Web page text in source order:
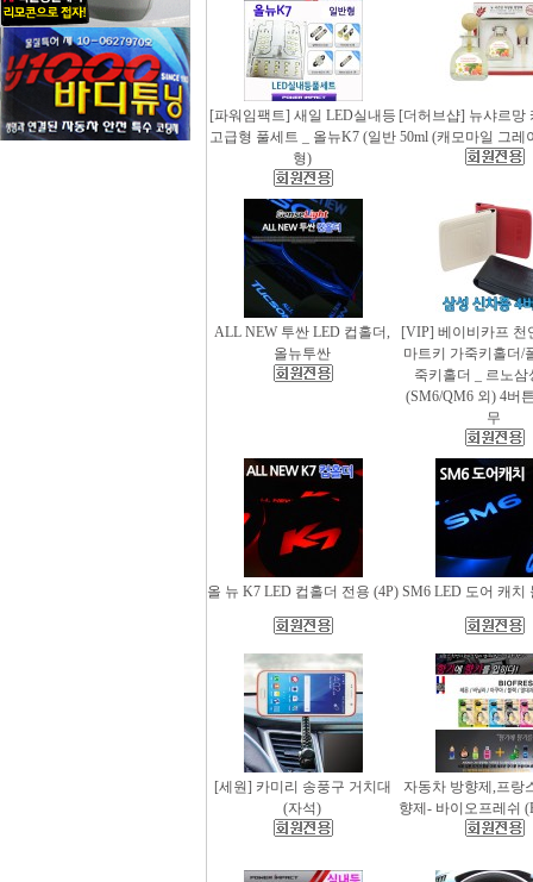
[파워임팩트] 새일 LED실내등
고급형 풀세트 _ 올뉴K7 (일반
형)
[더허브샵] 뉴샤르망
50ml (캐모마일 그레
ALL NEW 투싼 LED 컵홀더,
올뉴투싼
[VIP] 베이비카프 천
마트키 가죽키홀더/
죽키홀더 _ 르노삼
(SM6/QM6 외) 4버
무
올 뉴 K7 LED 컵홀더 전용 (4P) SM6 LED 도어 캐치
[세원] 카미리 송풍구 거치대
(자석)
자동차 방향제,프랑
향제- 바이오프레쉬